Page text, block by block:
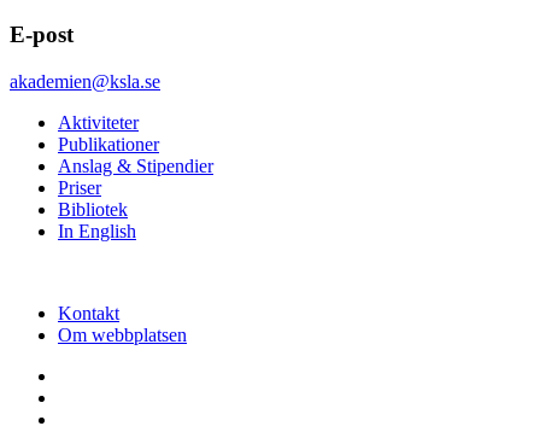
E-post
akademien@ksla.se
Aktiviteter
Publikationer
Anslag & Stipendier
Priser
Bibliotek
In English
Kontakt
Om webbplatsen